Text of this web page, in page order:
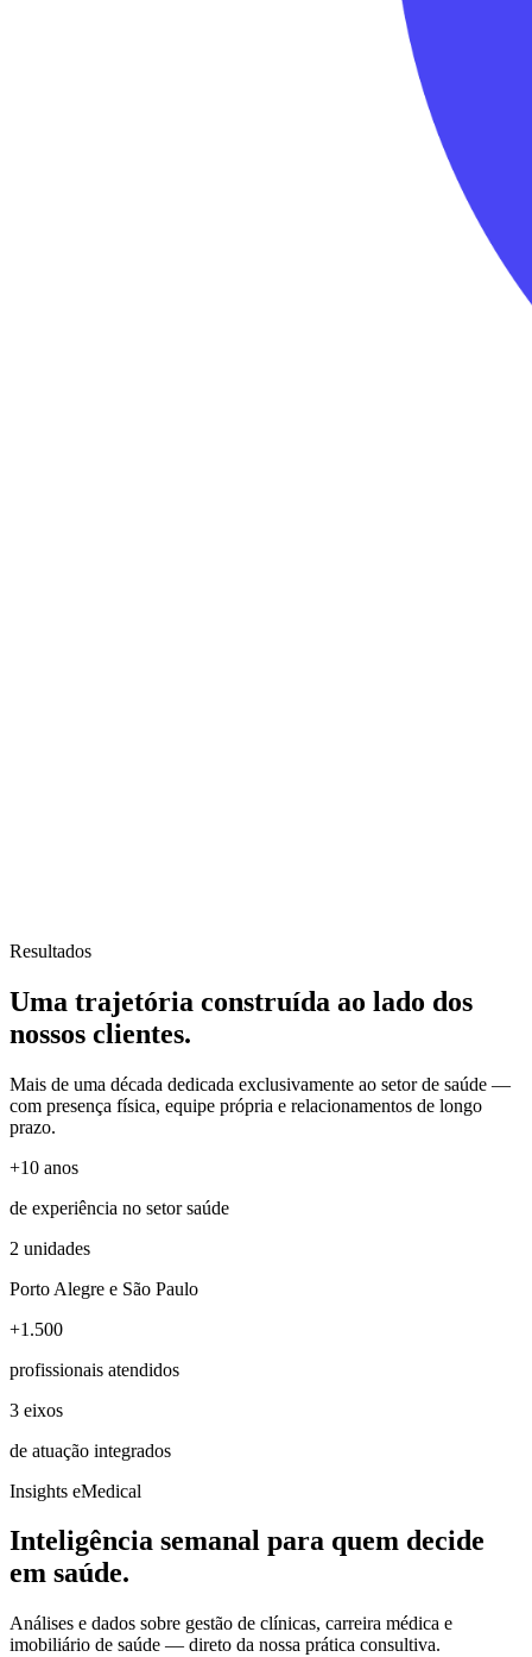
Resultados
Uma trajetória construída ao lado dos
nossos clientes.
Mais de uma década dedicada exclusivamente ao setor de saúde —
com presença física, equipe própria e relacionamentos de longo
prazo.
+10 anos
de experiência no setor saúde
2 unidades
Porto Alegre e São Paulo
+1.500
profissionais atendidos
3 eixos
de atuação integrados
Insights eMedical
Inteligência semanal para quem decide
em saúde.
Análises e dados sobre gestão de clínicas, carreira médica e
imobiliário de saúde — direto da nossa prática consultiva.